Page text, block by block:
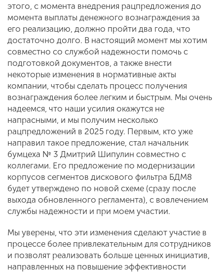
этого, с момента внедрения рацпредложения до
момента выплаты денежного вознаграждения за
его реализацию, должно пройти два года, что
достаточно долго. В настоящий момент мы хотим
совместно со службой надежности помочь с
подготовкой документов, а также внести
некоторые изменения в нормативные акты
компании, чтобы сделать процесс получения
вознаграждения более легким и быстрым. Мы очень
надеемся, что наши усилия окажутся не
напрасными, и мы получим несколько
рацпредложений в 2025 году. Первым, кто уже
направил такое предложение, стал начальник
бумцеха № 3 Дмитрий Шипулин совместно с
коллегами. Его предложение по модернизации
корпусов сегментов дискового фильтра БДМ8
будет утверждено по новой схеме (сразу после
выхода обновленного регламента), с вовлечением
службы надежности и при моем участии.
Мы уверены, что эти изменения сделают участие в
процессе более привлекательным для сотрудников
и позволят реализовать больше ценных инициатив,
направленных на повышение эффективности